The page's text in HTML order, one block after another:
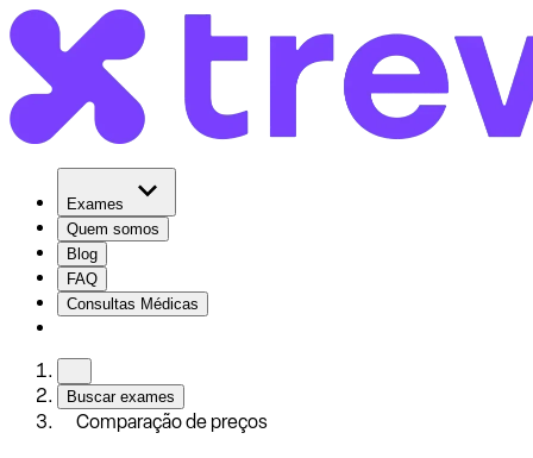
Exames
Quem somos
Blog
FAQ
Consultas Médicas
Buscar exames
Comparação de preços